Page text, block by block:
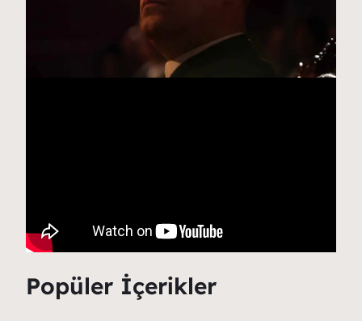
Popüler İçerikler